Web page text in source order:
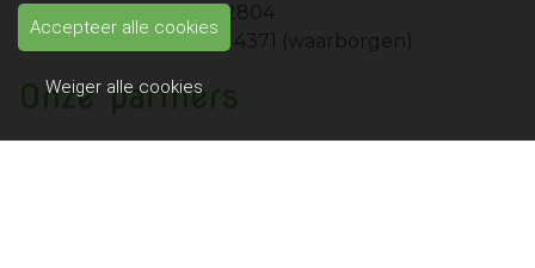
IBAN BE10 0689 4461 2804
IBAN BE49 0689 4058 4371 (waarborgen)
Onze partners
Accepteer alle cookies
Weiger alle cookies